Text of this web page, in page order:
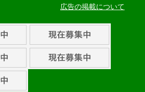
広告の掲載について